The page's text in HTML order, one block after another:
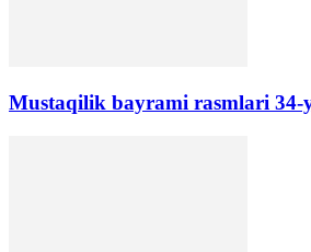
Mustaqilik bayrami rasmlari 34-